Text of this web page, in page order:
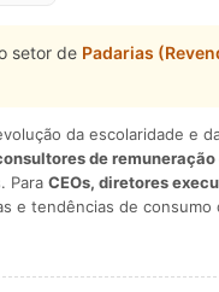
setor de Padarias
da escolaridade e
de
Para CEOs, diretores
tendências de